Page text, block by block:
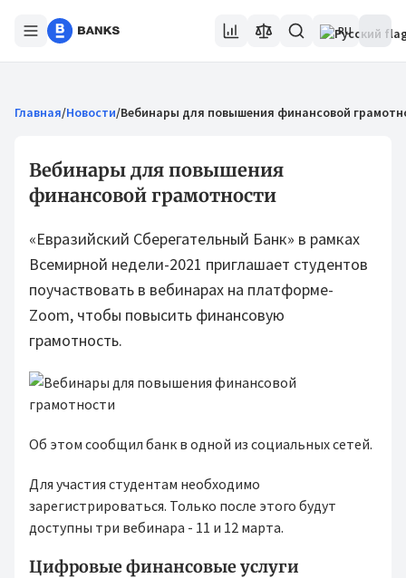
RU
Главная/Новости/Вебинары для повышения финансовой
Вебинары для повышения
финансовой грамотности
«Евразийский Сберегательный Банк» в рамках
Всемирной недели-2021 приглашает студентов
поучаствовать в вебинарах на платформе-
Zoom, чтобы повысить финансовую
грамотность.
Об этом сообщил банк в одной из социальных сетей.
Для участия студентам необходимо
зарегистрироваться. Только после этого будут
доступны три вебинара - 11 и 12 марта.
Цифровые финансовые услуги